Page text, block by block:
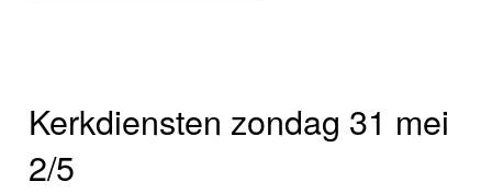
Kerkdiensten zondag 31 mei
2/5